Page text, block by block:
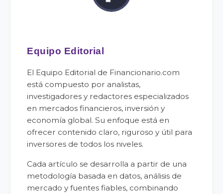
Equipo Editorial
El Equipo Editorial de Financionario.com
está compuesto por analistas,
investigadores y redactores especializados
en mercados financieros, inversión y
economía global. Su enfoque está en
ofrecer contenido claro, riguroso y útil para
inversores de todos los niveles.
Cada artículo se desarrolla a partir de una
metodología basada en datos, análisis de
mercado y fuentes fiables, combinando